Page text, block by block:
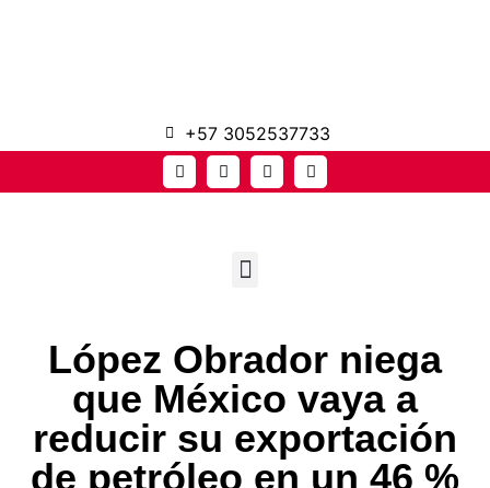
+57 3052537733
López Obrador niega
que México vaya a
reducir su exportación
de petróleo en un 46 %